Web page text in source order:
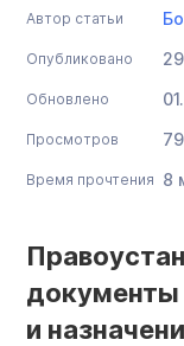
Автор статьи
Опубликовано
Обновлено
Просмотров
Время прочтения 8
и